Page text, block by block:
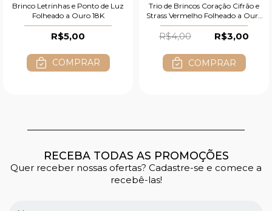
Brinco Letrinhas e Ponto de Luz
Folheado a Ouro 18K
R$5,00
COMPRAR
Trio de Brincos Coração Cifrão e
Strass Vermelho Folheado a Ouro
18K
R$4,00 R$3,00
COMPRAR
RECEBA TODAS AS PROMOÇÕES
Quer receber nossas ofertas? Cadastre-se e comece a
recebê-las!